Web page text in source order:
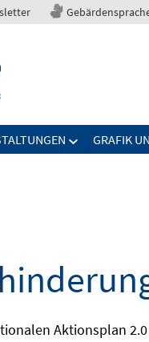
GRAFIK
Aktionsplan